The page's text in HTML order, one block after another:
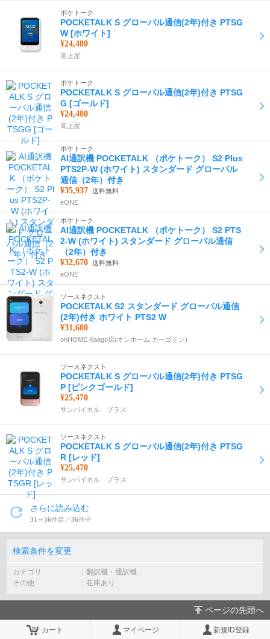
ポケトーク
POCKETALK S グローバル通信(2年)付き PTSG
W [ホワイト]
¥24,480
高上屋
ポケトーク
POCKETALK S グローバル通信(2年)付き PTSG
G [ゴールド]
¥24,480
高上屋
ポケトーク
AI通訳機 POCKETALK （ポケトーク） S2 Plus
PTS2P-W (ホワイト) スタンダード グローバル
通信（2年）付き
¥35,937 送料無料
eONE
ポケトーク
AI通訳機 POCKETALK （ポケトーク） S2 PTS
2-W (ホワイト) スタンダード グローバル通信
（2年）付き
¥32,670 送料無料
eONE
ソースネクスト
POCKETALK S2 スタンダード グローバル通信
(2年)付き ホワイト PTS2 W
¥31,680
onHOME Kaago店(オンホーム カーゴテン)
ソースネクスト
POCKETALK S グローバル通信(2年)付き PTSG
P [ピンクゴールド]
¥25,470
サンバイカル プラス
ソースネクスト
POCKETALK S グローバル通信(2年)付き PTSG
R [レッド]
¥25,470
サンバイカル プラス
さらに読み込む
31～36件目／36件中
検索条件を変更
カテゴリ
翻訳機・通訳機
その他
在庫あり
ページの先頭へ
カート マイページ 新規ID登録